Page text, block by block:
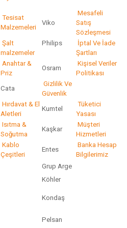
Tesisat
Malzemeleri
Viko
Mesafeli
Satış
Sözleşmesi
Şalt
malzemeler
Philips
İptal Ve İade
Şartları
Anahtar &
Priz
Osram
Kişisel Veriler
Politikası
Cata
Gizlilik Ve
Güvenlik
Hırdavat & El
Aletleri
Kumtel
Tüketici
Yasası
Isıtma &
Soğutma
Kaşkar
Müşteri
Hizmetleri
Kablo
Çeşitleri
Entes
Banka Hesap
Bilgilerimiz
Grup Arge
Köhler
Kondaş
Pelsan